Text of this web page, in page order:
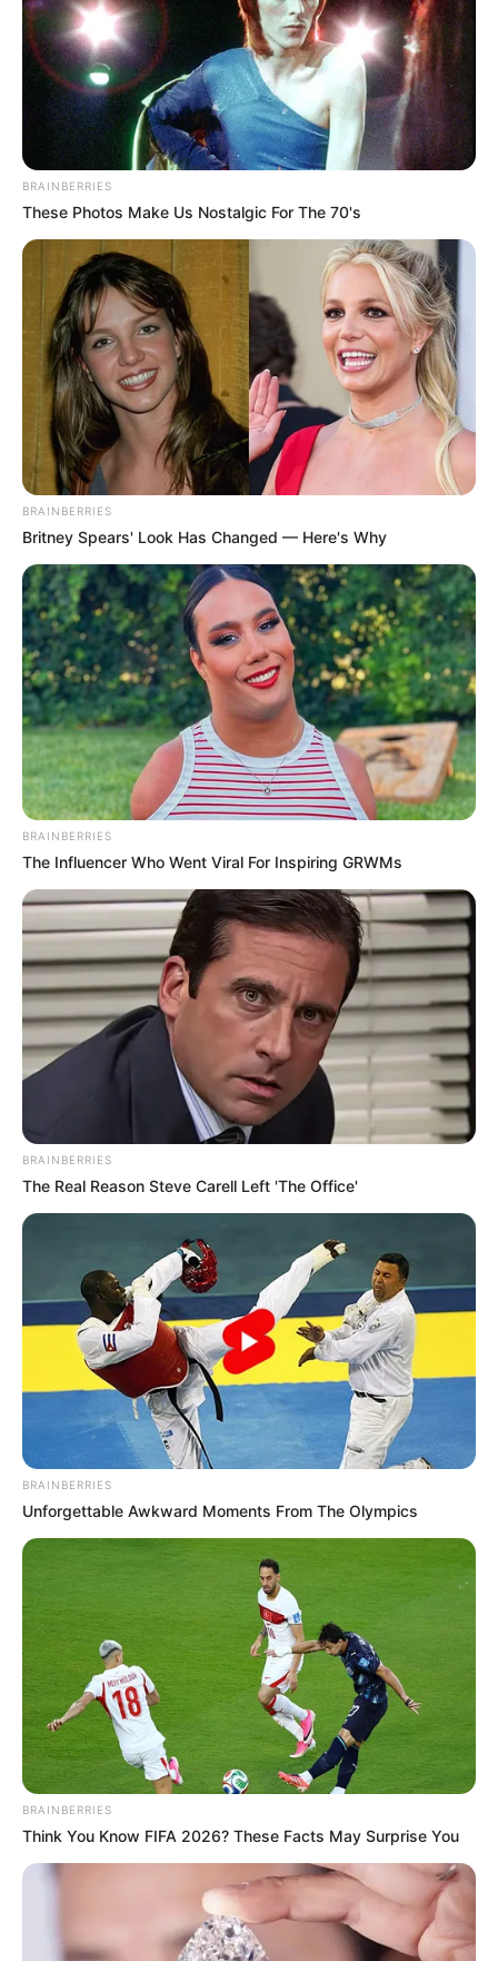
2. Potretnya saat menghadiri sebuah acara
(foto: instagram/vegadarwanti123)
3. Mengabadikan aktivitasnya sebagai presenter
(foto: instagram/vegadarwanti123)
4. Saat dirumah, ia sering menggunakan daster longgar
(foto: instagram/vegadarwanti123)
BRAINBERRIES
These Photos Make Us Nostalgic For The 70's
BRAINBERRIES
Britney Spears' Look Has Changed — Here's Why
BRAINBERRIES
The Influencer Who Went Viral For Inspiring GRWMs
BRAINBERRIES
The Real Reason Steve Carell Left 'The Office'
BRAINBERRIES
Unforgettable Awkward Moments From The Olympics
BRAINBERRIES
Think You Know FIFA 2026? These Facts May Surprise You